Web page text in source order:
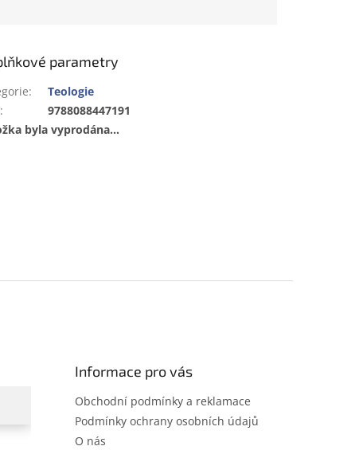
parametry
:
Teologie
:
9788088447191
byla vyprodána…
Informace pro vás
Obchodní podmínky a reklamace
Podmínky ochrany osobních údajů
O nás